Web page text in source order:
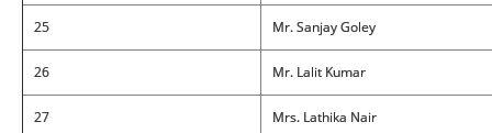
25 Mr. Sanjay Goley
26 Mr. Lalit Kumar
27 Mrs. Lathika Nair